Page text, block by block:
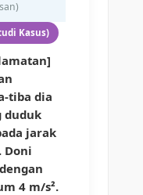
Kasus)
tiba dia
duduk
jarak
Doni
4 m/s².